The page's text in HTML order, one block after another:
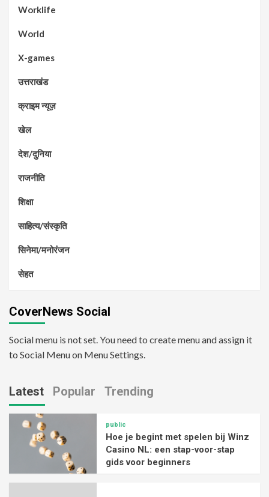
Worklife
World
X-games
उत्तराखंड
क्राइम न्यूज़
खेल
देश/दुनिया
राजनीति
शिक्षा
साहित्य/संस्कृति
सिनेमा/मनोरंजन
सेहत
CoverNews Social
Social menu is not set. You need to create menu and assign it
to Social Menu on Menu Settings.
Latest Popular Trending
public
Hoe je begint met spelen bij Winz
Casino NL: een stap-voor-stap
gids voor beginners